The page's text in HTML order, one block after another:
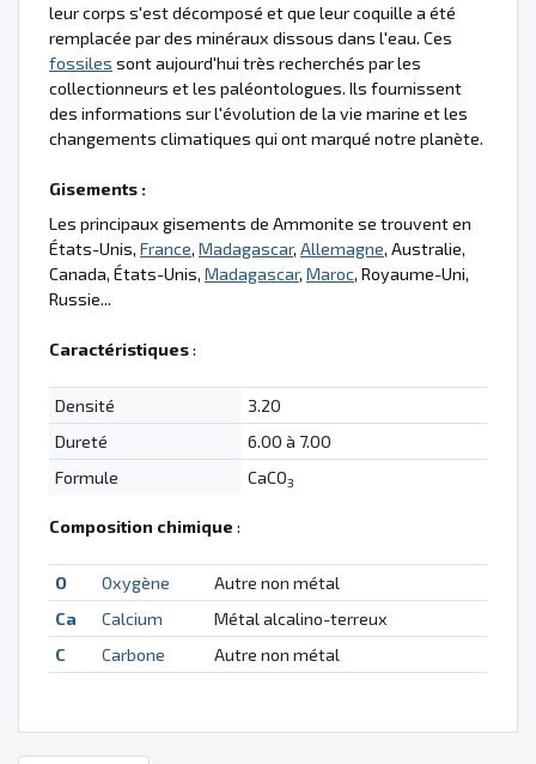
leur corps s'est décomposé et que leur coquille a été
remplacée par des minéraux dissous dans l'eau. Ces
fossiles sont aujourd'hui très recherchés par les
collectionneurs et les paléontologues. Ils fournissent
des informations sur l'évolution de la vie marine et les
changements climatiques qui ont marqué notre planète.
Gisements :
Les principaux gisements de Ammonite se trouvent en
États-Unis, France, Madagascar, Allemagne, Australie,
Canada, États-Unis, Madagascar, Maroc, Royaume-Uni,
Russie...
Caractéristiques:
Densité
3.20
Dureté
6.00 à 7.00
Formule
CaCO3
Composition chimique :
O Oxygène
Autre non métal
Ca
Calcium
Métal alcalino-terreux
C
Carbone Autre non métal